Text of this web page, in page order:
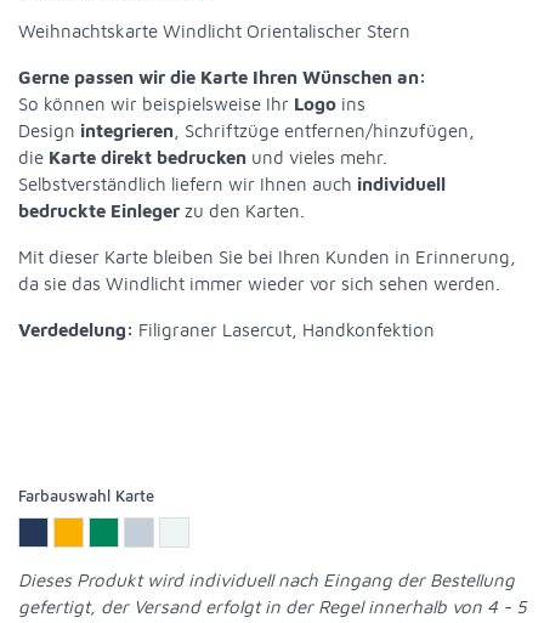
Weihnachtskarte Windlicht Orientalischer Stern
Gerne passen wir die Karte Ihren Wünschen an:
So können wir beispielsweise Ihr Logo ins
Design integrieren , Schriftzüge entfernen/hinzufügen,
die Karte direkt bedrucken und vieles mehr.
Selbstverständlich liefern wir Ihnen auch individuell
bedruckte Einleger zu den Karten.
Mit dieser Karte bleiben Sie bei Ihren Kunden in Erinnerung,
da sie das Windlicht immer wieder vor sich sehen werden.
Verdedelung: Filigraner Lasercut, Handkonfektion
Farbauswahl Karte
Dieses Produkt wird individuell nach Eingang der Bestellung
gefertigt, der Versand erfolgt in der Regel innerhalb von 4 - 5